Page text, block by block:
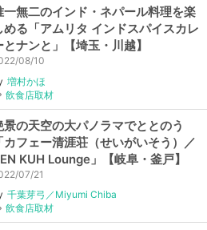
一無二のインド・ネパール料理を楽
める「アムリタ インドスパイスカレ
とナンと」【埼玉・川越】
08/10
増村かほ
飲食店取材
景の天空の大パノラマでととのう
「カフェー清涯荘（せいがいそう）／
KUH Lounge」【岐阜・釜戸】
07/21
千葉芽弓／Miyumi Chiba
飲食店取材